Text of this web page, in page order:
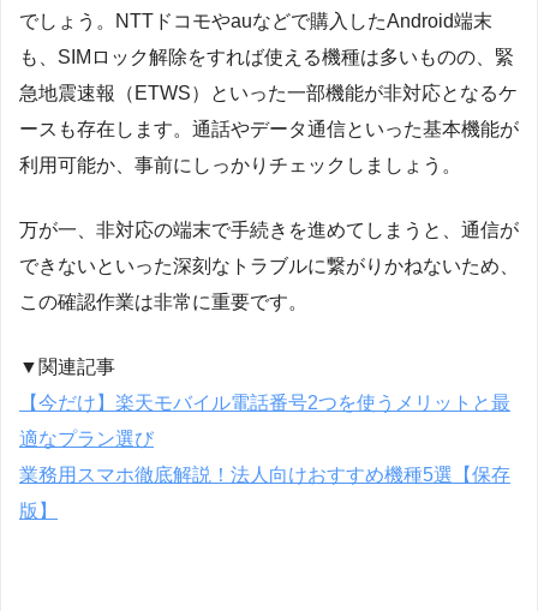
でしょう。NTTドコモやauなどで購入したAndroid端末
も、SIMロック解除をすれば使える機種は多いものの、緊
急地震速報（ETWS）といった一部機能が非対応となるケ
ースも存在します。通話やデータ通信といった基本機能が
利用可能か、事前にしっかりチェックしましょう。
万が一、非対応の端末で手続きを進めてしまうと、通信が
できないといった深刻なトラブルに繋がりかねないため、
この確認作業は非常に重要です。
▼関連記事
【今だけ】楽天モバイル電話番号2つを使うメリットと最
適なプラン選び
業務用スマホ徹底解説！法人向けおすすめ機種5選【保存
版】